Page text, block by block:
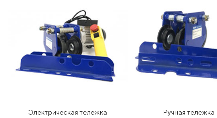
Электрическая тележка
Ручная тележка